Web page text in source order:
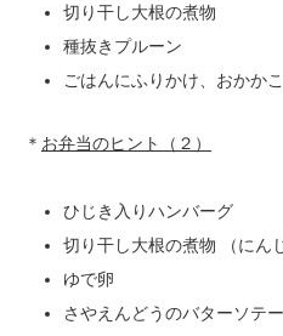
切り干し大根の煮物
種抜きプルーン
ごはんにふりかけ、おかか
＊ お弁当のヒント（２）
ひじき入りハンバーグ
切り干し大根の煮物 （にん
ゆで卵
さやえんどうのバターソテー